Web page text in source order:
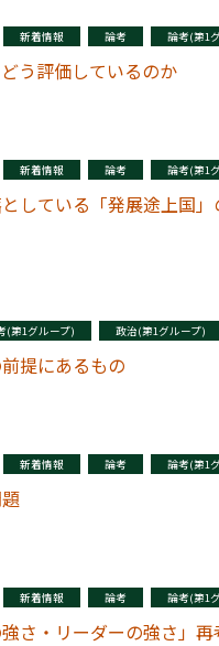
新着情報 論考 論考(第1
う評価しているのか
新着情報 論考 論考(第1
している「発展途上国
(第1グループ) 政治(第1グループ)
提にあるもの
新着情報 論考 論考(第1
新着情報 論考 論考(第1
さ・リーダーの強さ」